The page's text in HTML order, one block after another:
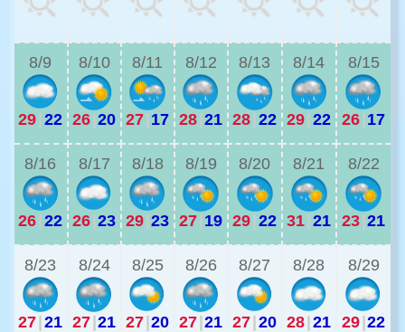
8/9
29|22
8/10
26|20
8/11
27|17
8/12
28|21
8/13
28|22
8/14
29|22
8/15
26|17
8/16
26|22
8/17
26|23
8/18
29|23
8/19
27|19
8/20
29|22
8/21
31|21
8/22
23|21
8/23
27|21
8/24
27|21
8/25
27|20
8/26
27|21
8/27
27|20
8/28
28|21
8/29
29|22